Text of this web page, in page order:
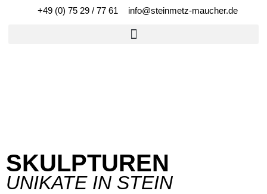
+49 (0) 75 29 / 77 61 info@steinmetz-maucher.de
SKULPTUREN
UNIKATE IN STEIN